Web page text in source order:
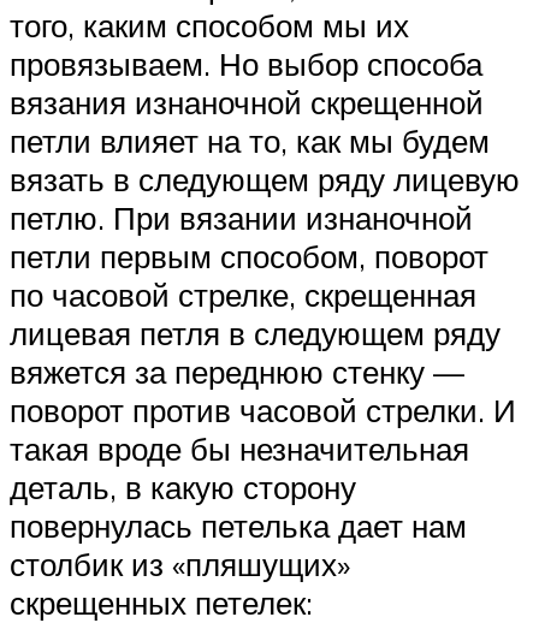
того, каким способом мы их
провязываем. Но выбор способа
вязания изнаночной скрещенной
петли влияет на то, как мы будем
вязать в следующем ряду лицевую
петлю. При вязании изнаночной
петли первым способом, поворот
по часовой стрелке, скрещенная
лицевая петля в следующем ряду
вяжется за переднюю стенку —
поворот против часовой стрелки. И
такая вроде бы незначительная
деталь, в какую сторону
повернулась петелька дает нам
столбик из «пляшущих»
скрещенных петелек: